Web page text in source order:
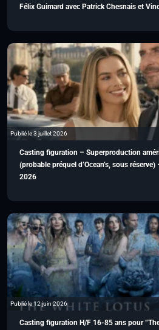
Félix Guimard avec Patrick Chesnais et
Publié le 3 juillet 2026
Casting figuration – Superproduction
(probable préquel d’Ocean’s, sous
2026
Publié le 12 juin 2026
Casting figuration H/F 16-85 ans pour